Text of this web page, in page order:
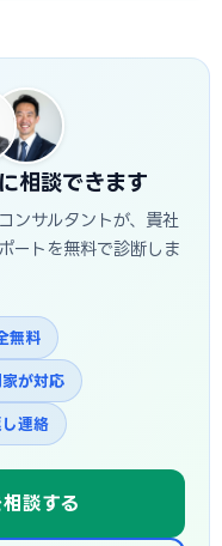
されるため、申請から
的です。高知市独自の
合があるため、早め
相談できます
ンサルタントが、貴社
ートを無料で診断しま
無料
が対応
連絡
談する